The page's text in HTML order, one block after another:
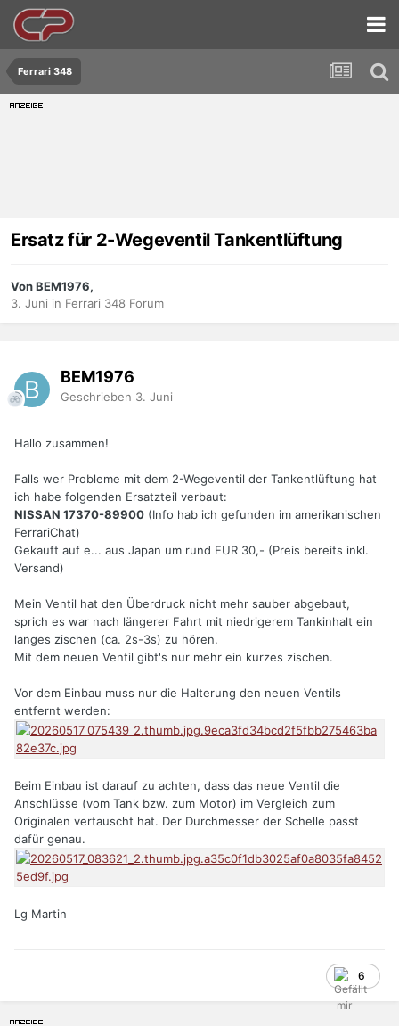
Ferrari 348
Ersatz für 2-Wegeventil Tankentlüftung
Von BEM1976,
3. Juni in Ferrari 348 Forum
BEM1976
Geschrieben 3. Juni
Hallo zusammen!
Falls wer Probleme mit dem 2-Wegeventil der Tankentlüftung hat
ich habe folgenden Ersatzteil verbaut:
NISSAN 17370-89900 (Info hab ich gefunden im amerikanischen
FerrariChat)
Gekauft auf e... aus Japan um rund EUR 30,- (Preis bereits inkl.
Versand)
Mein Ventil hat den Überdruck nicht mehr sauber abgebaut,
sprich es war nach längerer Fahrt mit niedrigerem Tankinhalt ein
langes zischen (ca. 2s-3s) zu hören.
Mit dem neuen Ventil gibt's nur mehr ein kurzes zischen.
Vor dem Einbau muss nur die Halterung den neuen Ventils
entfernt werden:
Beim Einbau ist darauf zu achten, dass das neue Ventil die
Anschlüsse (vom Tank bzw. zum Motor) im Vergleich zum
Originalen vertauscht hat. Der Durchmesser der Schelle passt
dafür genau.
Lg Martin
6